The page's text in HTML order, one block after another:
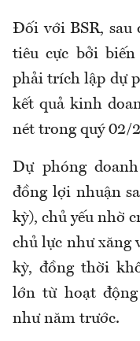
Đối với BSR, sau
tiêu cực bởi
phải trích lập dự
kết quả kinh
nét trong quý 02/
Dự phóng
đồng lợi nhuận
kỳ), chủ yếu nhờ
chủ lực như xăng
kỳ, đồng thời
lớn từ hoạt
như năm trước.